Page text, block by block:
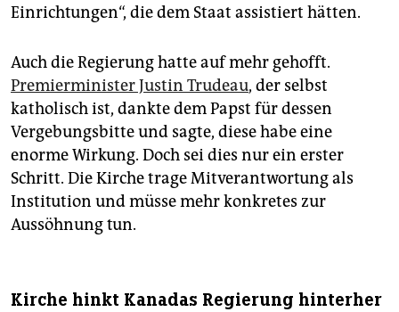
Einrichtungen“, die dem Staat assistiert hätten.
Auch die Regierung hatte auf mehr gehofft.
Premierminister Justin Trudeau, der selbst
katholisch ist, dankte dem Papst für dessen
Vergebungsbitte und sagte, diese habe eine
enorme Wirkung. Doch sei dies nur ein erster
Schritt. Die Kirche trage Mitverantwortung als
Institution und müsse mehr konkretes zur
Aussöhnung tun.
Kirche hinkt Kanadas Regierung hinterher